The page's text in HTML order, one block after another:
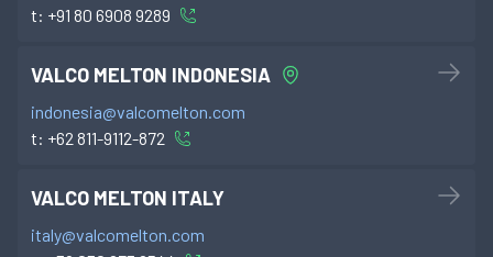
t: +91 80 6908 9289
VALCO MELTON INDONESIA
indonesia@valcomelton.com
t: +62 811-9112-872
VALCO MELTON ITALY
italy@valcomelton.com